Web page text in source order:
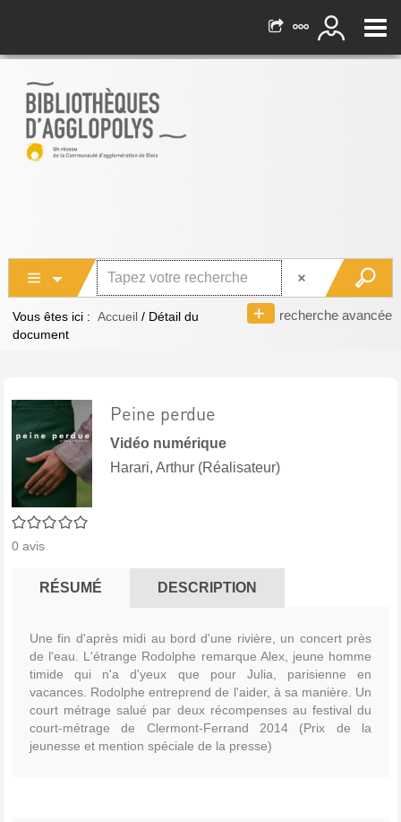
recherche avancée
Vous êtes ici : Accueil / Détail du
document
0/5
0 avis
Peine perdue
Vidéo numérique
Harari, Arthur (Réalisateur)
RÉSUMÉ DESCRIPTION
Une fin d'après midi au bord d'une rivière, un concert près
de l'eau. L'étrange Rodolphe remarque Alex, jeune homme
timide qui n'a d'yeux que pour Julia, parisienne en
vacances. Rodolphe entreprend de l'aider, à sa manière. Un
court métrage salué par deux récompenses au festival du
court-métrage de Clermont-Ferrand 2014 (Prix de la
jeunesse et mention spéciale de la presse)